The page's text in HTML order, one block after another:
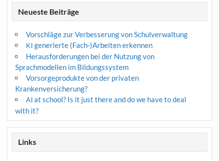
Neueste Beiträge
Vorschläge zur Verbesserung von Schulverwaltung
KI generierte (Fach-)Arbeiten erkennen
Herausforderungen bei der Nutzung von
Sprachmodellen im Bildungssystem
Vorsorgeprodukte von der privaten
Krankenversicherung?
AI at school? Is it just there and do we have to deal
with it?
Links